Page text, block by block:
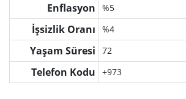
Enflasyon %5
İşsizlik Oranı %4
Yaşam Süresi 72
Telefon Kodu +973